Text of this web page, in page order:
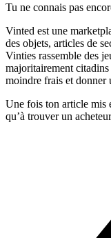
Tu ne connais pas
Vinted est une
des objets, articles de
Vinties rassemble des
majoritairement
moindre frais et donner
Une fois ton article mis
qu’à trouver un